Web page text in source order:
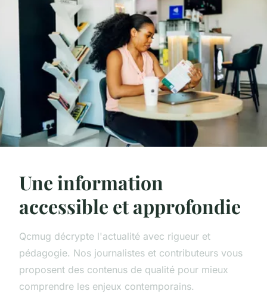
Une information
accessible et approfondie
Qcmug décrypte l'actualité avec rigueur et
pédagogie. Nos journalistes et contributeurs vous
proposent des contenus de qualité pour mieux
comprendre les enjeux contemporains.